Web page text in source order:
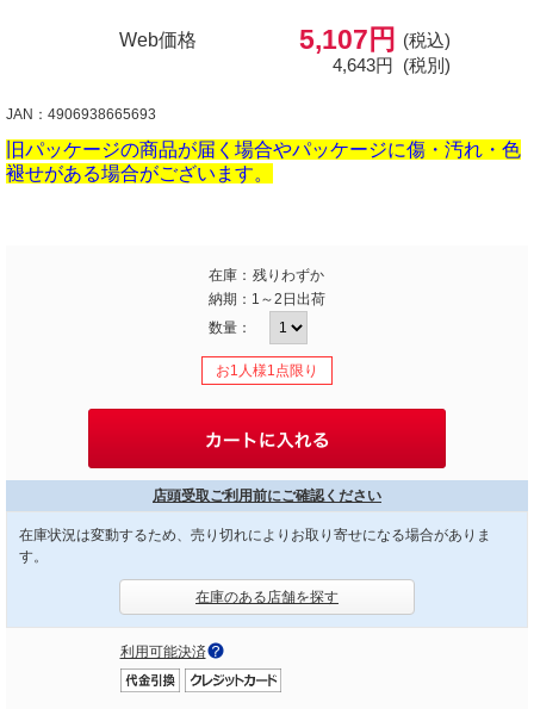
Web価格 5,107円
(税込)
4,643円 (税別)
JAN：4906938665693
旧パッケージの商品が届く場合やパッケージに傷・汚れ・色
褪せがある場合がございます。
在庫： 残りわずか
納期： 1～2日出荷
数量：
お1人様1点限り
店頭受取ご利用前にご確認ください
在庫状況は変動するため、売り切れによりお取り寄せになる場合がありま
す。
在庫のある店舗を探す
利用可能決済